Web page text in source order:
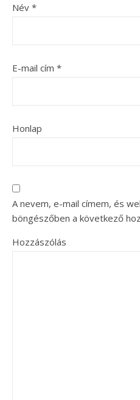
Név *
E-mail cím *
Honlap
A nevem, e-mail címem, és
böngészőben a következő
Hozzászólás